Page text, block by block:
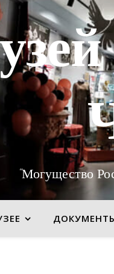
"Могущество